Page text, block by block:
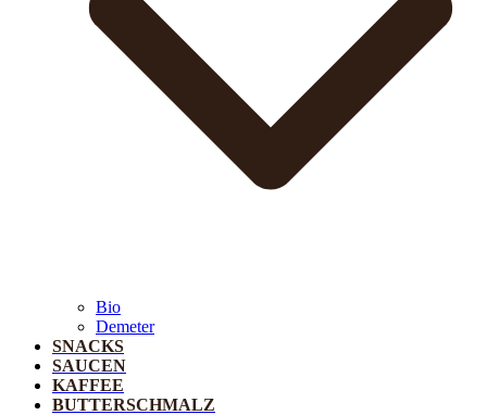
Bio
Demeter
SNACKS
SAUCEN
KAFFEE
BUTTERSCHMALZ